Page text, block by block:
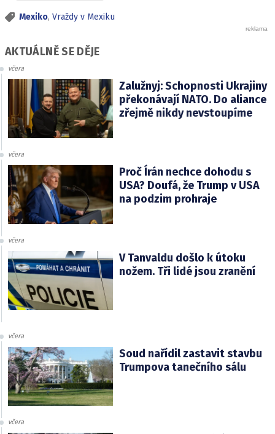
Mexiko, Vraždy v Mexiku
AKTUÁLNĚ SE DĚJE
včera
Zalužnyj: Schopnosti Ukrajiny
překonávají NATO. Do aliance
zřejmě nikdy nevstoupíme
včera
Proč Írán nechce dohodu s
USA? Doufá, že Trump v USA
na podzim prohraje
včera
V Tanvaldu došlo k útoku
nožem. Tři lidé jsou zranění
včera
Soud nařídil zastavit stavbu
Trumpova tanečního sálu
včera